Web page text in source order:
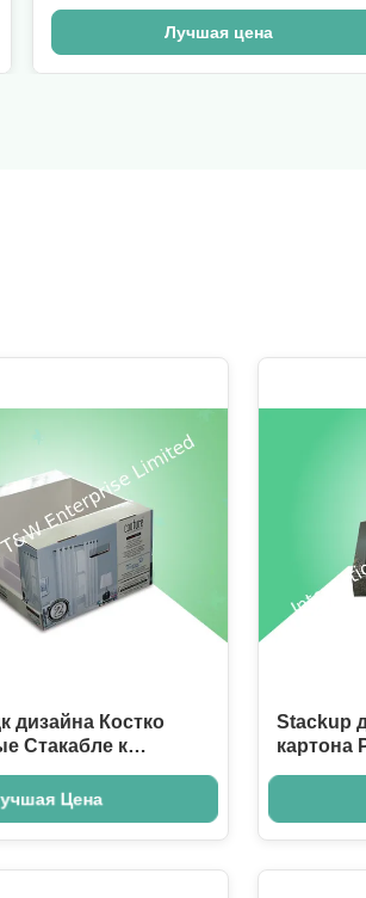
Лучшая цена
дизайна Костко
Стакабле к
Цена
Stackup
картона